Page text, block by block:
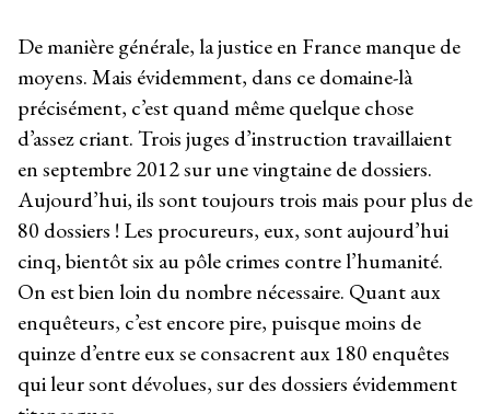
De manière générale, la justice en France manque de
moyens. Mais évidemment, dans ce domaine-là
précisément, c’est quand même quelque chose
d’assez criant. Trois juges d’instruction travaillaient
en septembre 2012 sur une vingtaine de dossiers.
Aujourd’hui, ils sont toujours trois mais pour plus de
80 dossiers ! Les procureurs, eux, sont aujourd’hui
cinq, bientôt six au pôle crimes contre l’humanité.
On est bien loin du nombre nécessaire. Quant aux
enquêteurs, c’est encore pire, puisque moins de
quinze d’entre eux se consacrent aux 180 enquêtes
qui leur sont dévolues, sur des dossiers évidemment